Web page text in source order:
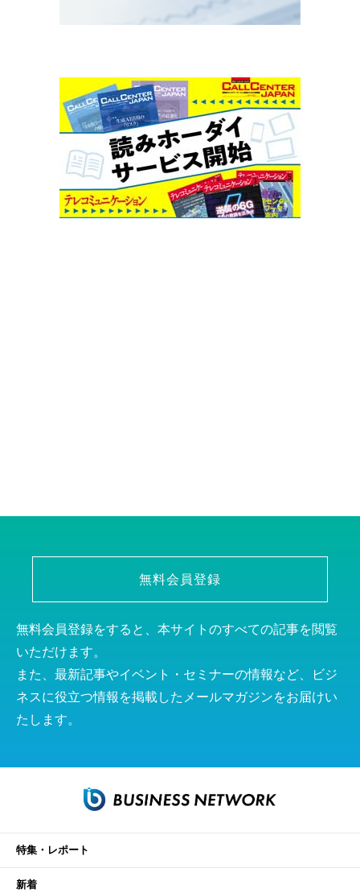
無料会員登録
無料会員登録をすると、本サイトのすべての記事を閲覧
いただけます。
また、最新記事やイベント・セミナーの情報など、ビジ
ネスに役立つ情報を掲載したメールマガジンをお届けい
たします。
特集・レポート
新着